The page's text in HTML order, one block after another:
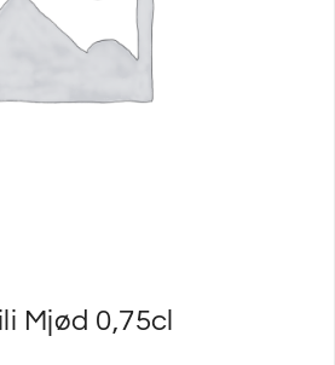
Mjød 0,75cl